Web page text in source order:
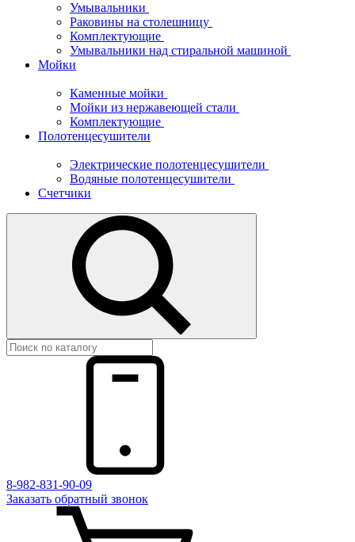
Умывальники
Раковины на столешницу
Комплектующие
Умывальники над стиральной машиной
Мойки
Каменные мойки
Мойки из нержавеющей стали
Комплектующие
Полотенцесушители
Электрические полотенцесушители
Водяные полотенцесушители
Счетчики
8-982-831-90-09
Заказать обратный звонок